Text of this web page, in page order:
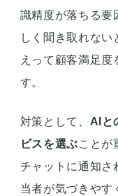
識精度が落ちる要
しく聞き取れな
えって顧客満足度
す。
対策として、 AIと
ビスを選ぶことが
チャットに通知さ
当者が気づきやす